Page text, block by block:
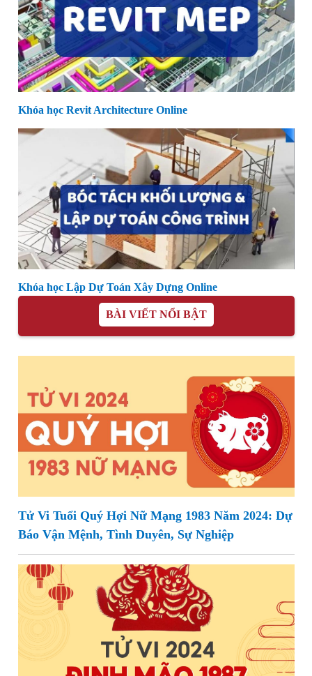
Khóa học Revit Architecture Online
Khóa học Lập Dự Toán Xây Dựng Online
BÀI VIẾT NỔI BẬT
Tử Vi Tuổi Quý Hợi Nữ Mạng 1983 Năm 2024: Dự
Báo Vận Mệnh, Tình Duyên, Sự Nghiệp